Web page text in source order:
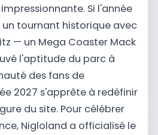
Si l'année
tournant historique avec
— un Mega Coaster Mack
l'aptitude du parc à
des fans de
2027 s'apprête à redéfinir
du site. Pour célébrer
Nigloland a officialisé le